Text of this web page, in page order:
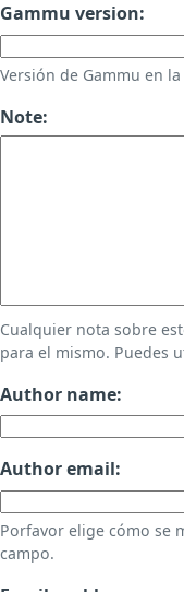
Gammu version:
Versión de Gammu en
Note:
Cualquier nota sobre
para el mismo. Puedes
Author name:
Author email:
Porfavor elige cómo se
campo.